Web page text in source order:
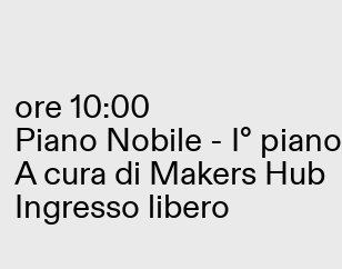
ore 10:00
Piano Nobile - I° piano
A cura di Makers Hub
Ingresso libero